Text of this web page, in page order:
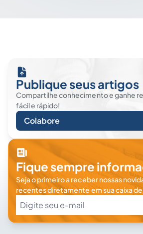
Publique seus artigos
Compartilhe conhecimento e ganhe
fácil e rápido!
Colabore
Fique sempre
Seja o primeiro a receber nossas
recentes diretamente em sua caixa